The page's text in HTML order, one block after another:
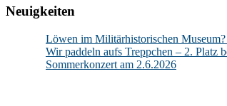
Neuigkeiten
Löwen im Militärhistorischen
Wir paddeln aufs Treppchen – 2. Platz
Sommerkonzert am 2.6.2026